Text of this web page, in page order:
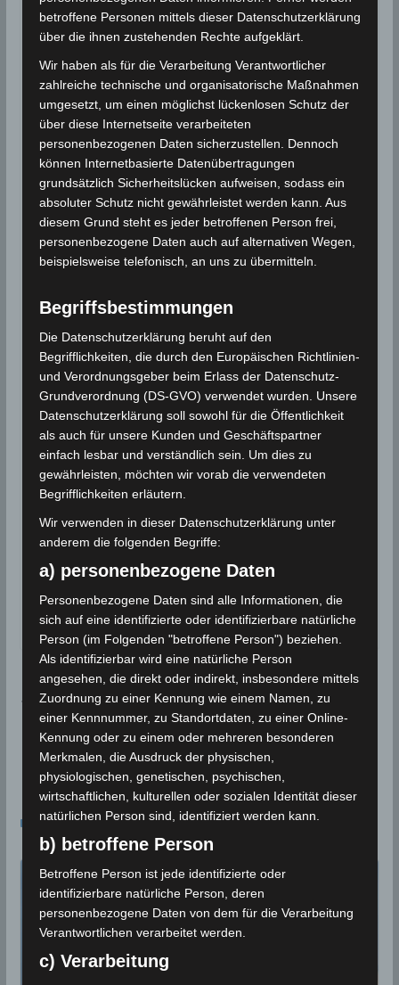
✓ Erlauben Datenschutzbedingungen
Prognose für morgen, Sonntag, den 19. Mai 2019
Zunehmende Bewölkung mit stürmischen
Regenfällen am Nachmittag im Norden und im
Zentrum, Hagelschlag ist möglich! Im Norden Wind
aus Nord und aus Ost im Zentrum und im Süden, der
anfangs schwach bis mäßig mit Geschwindigkeiten
von 15 bis 30 km/h ist und Nachmittags im Süden
auffrischt und lokal Sandphänomene hervorrufen
kann. Das Meer im Golf von Gabes ist aufgewühlt.
Norden und auf den Höhen, zwischen 25 und 31° C
an anderer Stelle und bis zu 36° C im äußersten
Süden.
Für die Nutzung von Google Adsense (Google Ireland
Limited, Gordon House, Barrow Street, Dublin, D04 E5W5,
Ireland) benötigen wir laut DSGVO Ihre Zustimmung. Es
werden seitens Google Adsense personenbezogene
Daten erhoben, verarbeitet und gespeichert. Welche
Daten genau entnehmen Sie bitte den
Google Adsenseist deaktiviert.
✓ Erlauben Datenschutzbedingungen
Quelle: INM
Niederschlagsmengen Tunesien: Sa., 11.05.2019, 7
Uhr bis So., 12.05.2019, 7 Uhr
Tunesien: Mehrere leichte Erdstöße bei Métlaoui i
m Gouvernorat Gafsa (M2,7)
Das könnte dir auch gefallen
betroffene Personen mittels dieser Datenschutzerklärung
über die ihnen zustehenden Rechte aufgeklärt.
Wir haben als für die Verarbeitung Verantwortlicher
zahlreiche technische und organisatorische Maßnahmen
umgesetzt, um einen möglichst lückenlosen Schutz der
über diese Internetseite verarbeiteten
personenbezogenen Daten sicherzustellen. Dennoch
können Internetbasierte Datenübertragungen
grundsätzlich Sicherheitslücken aufweisen, sodass ein
absoluter Schutz nicht gewährleistet werden kann. Aus
diesem Grund steht es jeder betroffenen Person frei,
personenbezogene Daten auch auf alternativen Wegen,
beispielsweise telefonisch, an uns zu übermitteln.
Begriffsbestimmungen
Die Datenschutzerklärung beruht auf den
Begrifflichkeiten, die durch den Europäischen Richtlinien-
und Verordnungsgeber beim Erlass der Datenschutz-
Grundverordnung (DS-GVO) verwendet wurden. Unsere
Datenschutzerklärung soll sowohl für die Öffentlichkeit
als auch für unsere Kunden und Geschäftspartner
einfach lesbar und verständlich sein. Um dies zu
gewährleisten, möchten wir vorab die verwendeten
Begrifflichkeiten erläutern.
Wir verwenden in dieser Datenschutzerklärung unter
anderem die folgenden Begriffe:
a) personenbezogene Daten
Personenbezogene Daten sind alle Informationen, die
sich auf eine identifizierte oder identifizierbare natürliche
Person (im Folgenden "betroffene Person") beziehen.
Als identifizierbar wird eine natürliche Person
angesehen, die direkt oder indirekt, insbesondere mittels
Zuordnung zu einer Kennung wie einem Namen, zu
einer Kennnummer, zu Standortdaten, zu einer Online-
Kennung oder zu einem oder mehreren besonderen
Merkmalen, die Ausdruck der physischen,
physiologischen, genetischen, psychischen,
wirtschaftlichen, kulturellen oder sozialen Identität dieser
natürlichen Person sind, identifiziert werden kann.
b) betroffene Person
Betroffene Person ist jede identifizierte oder
identifizierbare natürliche Person, deren
personenbezogene Daten von dem für die Verarbeitung
Verantwortlichen verarbeitet werden.
c) Verarbeitung